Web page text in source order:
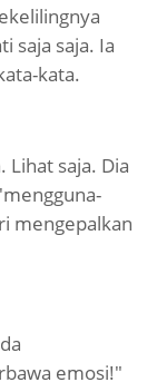
saja saja. Ia
kata.
Lihat saja. Dia
mengepalkan
emosi!"